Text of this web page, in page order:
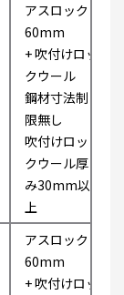
アスロック
60mm
+ 吹付けロッ
クウール
鋼材寸法制
限無し
吹付けロッ
クウール厚
み30mm以
上
アスロック
60mm
+ 吹付けロッ